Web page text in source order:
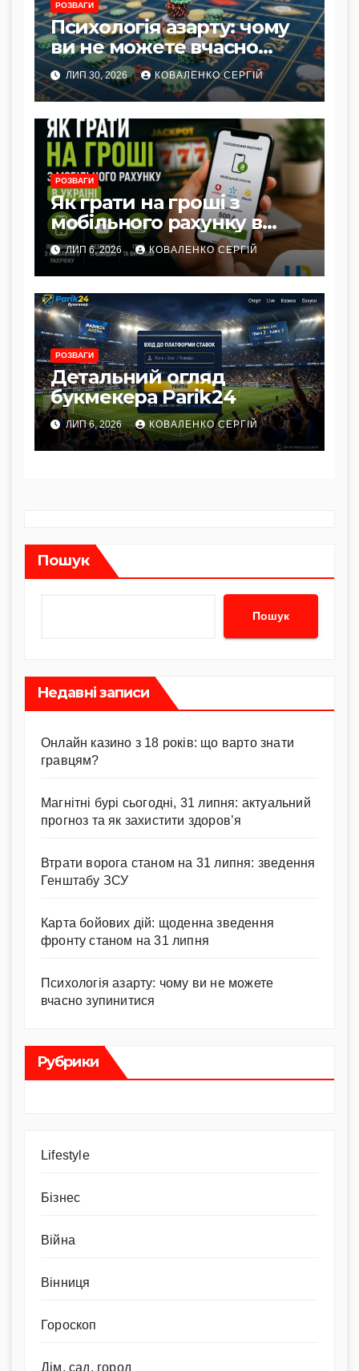
РОЗВАГИ
Психологія азарту: чому
ви не можете вчасно
зупинитися
ЛИП 30, 2026 КОВАЛЕНКО СЕРГІЙ
РОЗВАГИ
Як грати на гроші з
мобільного рахунку в
Україні
ЛИП 6, 2026 КОВАЛЕНКО СЕРГІЙ
РОЗВАГИ
Детальний огляд
букмекера Parik24
ЛИП 6, 2026 КОВАЛЕНКО СЕРГІЙ
Пошук
Пошук
Недавні записи
Онлайн казино з 18 років: що варто знати
гравцям?
Магнітні бурі сьогодні, 31 липня: актуальний
прогноз та як захистити здоров’я
Втрати ворога станом на 31 липня: зведення
Генштабу ЗСУ
Карта бойових дій: щоденна зведення
фронту станом на 31 липня
Психологія азарту: чому ви не можете
вчасно зупинитися
Рубрики
Lifestyle
Бізнес
Війна
Вінниця
Гороскоп
Дім, сад, город